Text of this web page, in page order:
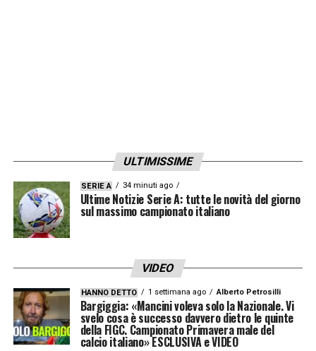
ULTIMISSIME
SERIE A 34 minuti ago
Ultime Notizie Serie A: tutte le novità del giorno
sul massimo campionato italiano
VIDEO
HANNO DETTO 1 settimana ago Alberto Petrosilli
Bargiggia: «Mancini voleva solo la Nazionale. Vi
svelo cosa è successo davvero dietro le quinte
della FIGC. Campionato Primavera male del
calcio italiano» ESCLUSIVA e VIDEO